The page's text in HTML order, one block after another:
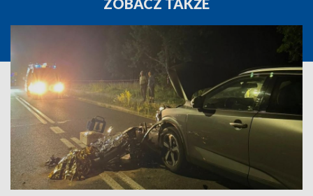
ZOBACZ TAKŻE